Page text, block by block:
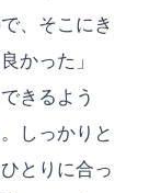
、そこにき
かった」
きるよう
しっかりと
とりに合っ